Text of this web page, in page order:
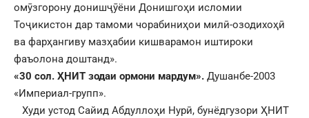
омӯзгорону донишҷӯёни Донишгоҳи исломии
Тоҷикистон дар тамоми чорабиниҳои милӣ-озодихоҳӣ
ва фарҳангиву мазҳабии кишварамон иштироки
фаъолона доштанд».
«30 сол. ҲНИТ зодаи ормони мардум». Душанбе-2003
«Империал-групп».
Худи устод Сайид Абдуллоҳи Нурӣ, бунёдгузори ҲНИТ